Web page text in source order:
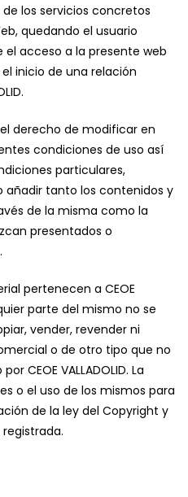
los servicios concretos
quedando el usuario
acceso a la presente web
inicio de una relación
el derecho de modificar en
condiciones de uso así
particulares,
añadir tanto los contenidos y
de la misma como la
presentados o
pertenecen a CEOE
parte del mismo no se
vender, revender ni
o de otro tipo que no
CEOE VALLADOLID. La
o el uso de los mismos para
de la ley del Copyright y